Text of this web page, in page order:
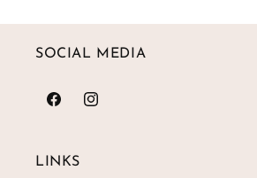
SOCIAL MEDIA
FacebookInstagram
LINKS